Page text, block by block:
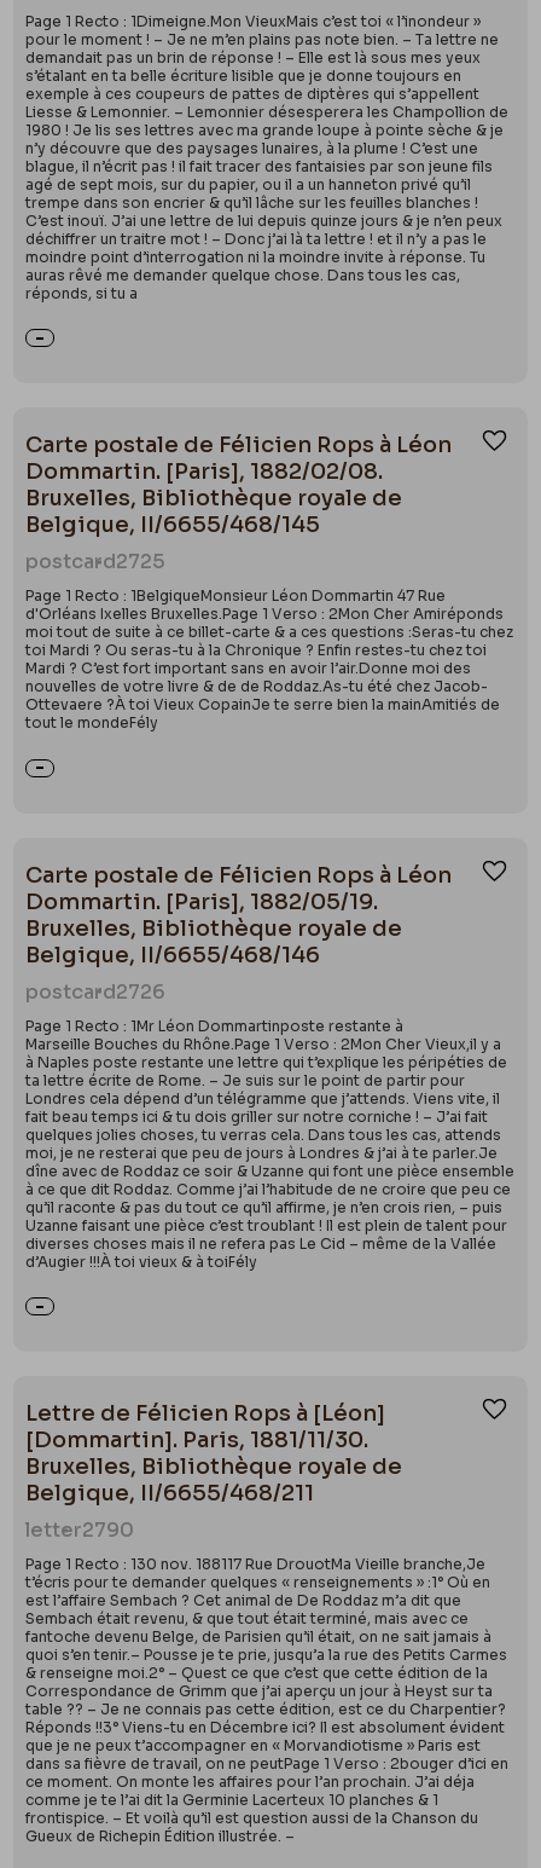
Page 1 Recto : 1Dimeigne.Mon VieuxMais c’est toi « l’inondeur »
pour le moment ! – Je ne m’en plains pas note bien. – Ta lettre ne
demandait pas un brin de réponse ! – Elle est là sous mes yeux
s’étalant en ta belle écriture lisible que je donne toujours en
exemple à ces coupeurs de pattes de diptères qui s’appellent
Liesse & Lemonnier. – Lemonnier désesperera les Champollion de
1980 ! Je lis ses lettres avec ma grande loupe à pointe sèche & je
n’y découvre que des paysages lunaires, à la plume ! C’est une
blague, il n’écrit pas ! il fait tracer des fantaisies par son jeune fils
agé de sept mois, sur du papier, ou il a un hanneton privé qu’il
trempe dans son encrier & qu’il lâche sur les feuilles blanches !
C’est inouï. J’ai une lettre de lui depuis quinze jours & je n’en peux
déchiffrer un traitre mot ! – Donc j’ai là ta lettre ! et il n’y a pas le
moindre point d’interrogation ni la moindre invite à réponse. Tu
auras rêvé me demander quelque chose. Dans tous les cas,
réponds, si tu a
Carte postale de Félicien Rops à Léon
Dommartin. [Paris], 1882/02/08.
Bruxelles, Bibliothèque royale de
Belgique, II/6655/468/145
postcard2725
Page 1 Recto : 1BelgiqueMonsieur Léon Dommartin 47 Rue
d'Orléans Ixelles Bruxelles.Page 1 Verso : 2Mon Cher Amiréponds
moi tout de suite à ce billet-carte & a ces questions :Seras-tu chez
toi Mardi ? Ou seras-tu à la Chronique ? Enfin restes-tu chez toi
Mardi ? C’est fort important sans en avoir l’air.Donne moi des
nouvelles de votre livre & de de Roddaz.As-tu été chez Jacob-
Ottevaere ?À toi Vieux CopainJe te serre bien la mainAmitiés de
tout le mondeFély
Carte postale de Félicien Rops à Léon
Dommartin. [Paris], 1882/05/19.
Bruxelles, Bibliothèque royale de
Belgique, II/6655/468/146
postcard2726
Page 1 Recto : 1Mr Léon Dommartinposte restante à
Marseille Bouches du Rhône.Page 1 Verso : 2Mon Cher Vieux,il y a
à Naples poste restante une lettre qui t’explique les péripéties de
ta lettre écrite de Rome. – Je suis sur le point de partir pour
Londres cela dépend d’un télégramme que j’attends. Viens vite, il
fait beau temps ici & tu dois griller sur notre corniche ! – J’ai fait
quelques jolies choses, tu verras cela. Dans tous les cas, attends
moi, je ne resterai que peu de jours à Londres & j’ai à te parler.Je
dîne avec de Roddaz ce soir & Uzanne qui font une pièce ensemble
à ce que dit Roddaz. Comme j’ai l’habitude de ne croire que peu ce
qu’il raconte & pas du tout ce qu’il affirme, je n’en crois rien, – puis
Uzanne faisant une pièce c’est troublant ! Il est plein de talent pour
diverses choses mais il ne refera pas Le Cid – même de la Vallée
d’Augier !!!À toi vieux & à toiFély
Lettre de Félicien Rops à [Léon]
[Dommartin]. Paris, 1881/11/30.
Bruxelles, Bibliothèque royale de
Belgique, II/6655/468/211
letter2790
Page 1 Recto : 130 nov. 188117 Rue DrouotMa Vieille branche,Je
t’écris pour te demander quelques « renseignements » :1° Où en
est l’affaire Sembach ? Cet animal de De Roddaz m’a dit que
Sembach était revenu, & que tout était terminé, mais avec ce
fantoche devenu Belge, de Parisien qu’il était, on ne sait jamais à
quoi s’en tenir.– Pousse je te prie, jusqu’a la rue des Petits Carmes
& renseigne moi.2° – Quest ce que c’est que cette édition de la
Correspondance de Grimm que j’ai aperçu un jour à Heyst sur ta
table ?? – Je ne connais pas cette édition, est ce du Charpentier?
Réponds !!3° Viens-tu en Décembre ici? Il est absolument évident
que je ne peux t’accompagner en « Morvandiotisme » Paris est
dans sa fièvre de travail, on ne peutPage 1 Verso : 2bouger d’ici en
ce moment. On monte les affaires pour l’an prochain. J’ai déja
comme je te l’ai dit la Germinie Lacerteux 10 planches & 1
frontispice. – Et voilà qu’il est question aussi de la Chanson du
Gueux de Richepin Édition illustrée. –